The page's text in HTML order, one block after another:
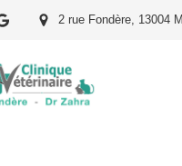
2 rue Fondère, 13004